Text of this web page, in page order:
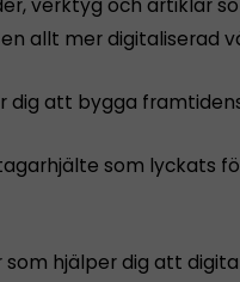
verktyg och artiklar
allt mer digitaliserad
dig att bygga
som lyckats
som hjälper dig att